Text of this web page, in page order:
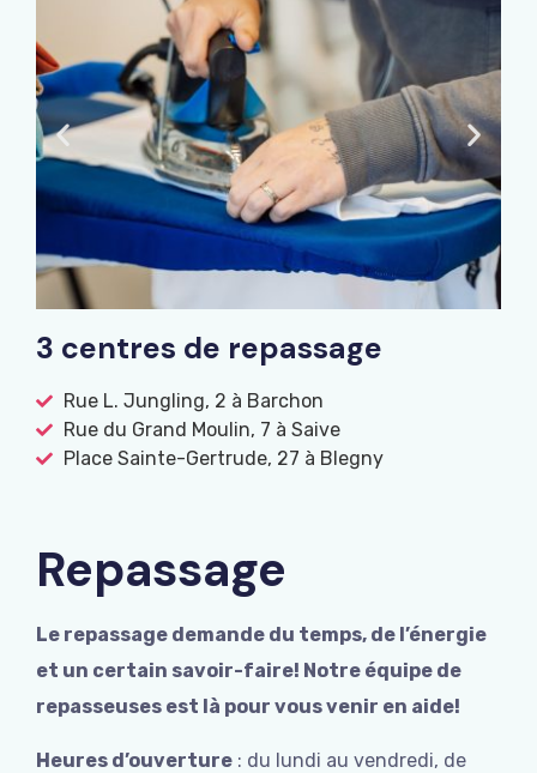
3 centres de repassage
Rue L. Jungling, 2 à Barchon
Rue du Grand Moulin, 7 à Saive
Place Sainte-Gertrude, 27 à Blegny
Repassage
Le repassage demande du temps, de l’énergie
et un certain savoir-faire! Notre équipe de
repasseuses est là pour vous venir en aide!
Heures d’ouverture : du lundi au vendredi, de